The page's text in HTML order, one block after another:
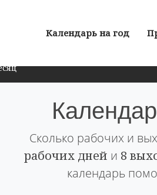
Календарь на год
Сколько рабочих и
рабочих дней и 8
календарь